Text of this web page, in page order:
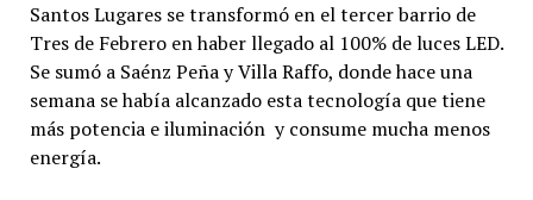
Santos Lugares se transformó en el tercer barrio de
Tres de Febrero en haber llegado al 100% de luces LED.
Se sumó a Saénz Peña y Villa Raffo, donde hace una
semana se había alcanzado esta tecnología que tiene
más potencia e iluminación y consume mucha menos
energía.